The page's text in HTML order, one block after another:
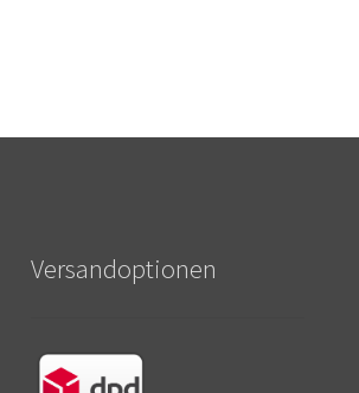
Versandoptionen